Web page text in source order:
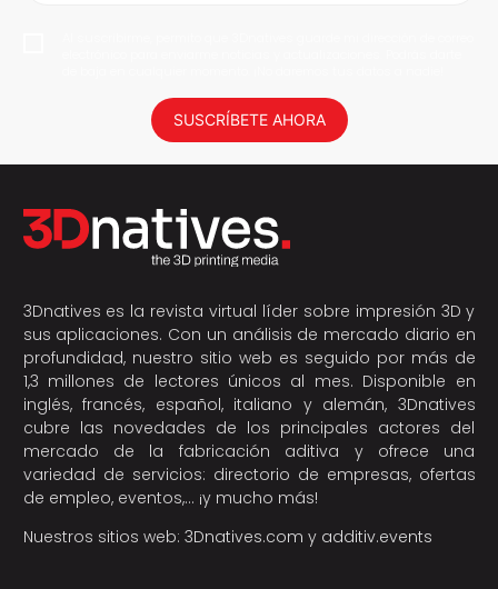
SUSCRÍBETE AHORA
3Dnatives es la revista virtual líder sobre impresión 3D y
sus aplicaciones. Con un análisis de mercado diario en
profundidad, nuestro sitio web es seguido por más de
1,3 millones de lectores únicos al mes. Disponible en
inglés, francés, español, italiano y alemán, 3Dnatives
cubre las novedades de los principales actores del
mercado de la fabricación aditiva y ofrece una
variedad de servicios: directorio de empresas, ofertas
de empleo, eventos,… ¡y mucho más!
Nuestros sitios web: 3Dnatives.com y additiv.events